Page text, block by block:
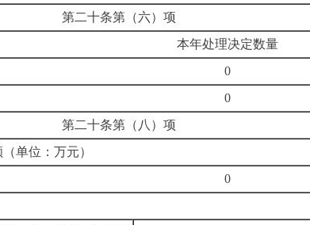
第二十条第（六）项
本年处理决定数量
0
0
第二十条第（八）项
单位：万元）
0